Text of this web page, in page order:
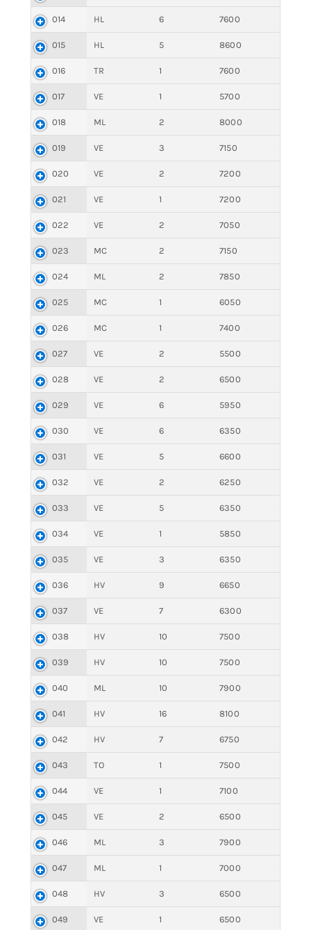
014 HL 6 7600
015 HL 5 8600
016 TR 1 7600
017 VE 1 5700
018 ML 2 8000
019 VE 3 7150
020 VE 2 7200
021 VE 1 7200
022 VE 2 7050
023 MC 2 7150
024 ML 2 7850
025 MC 1 6050
026 MC 1 7400
027 VE 2 5500
028 VE 2 6500
029 VE 6 5950
030 VE 6 6350
031 VE 5 6600
032 VE 2 6250
033 VE 5 6350
034 VE 1 5850
035 VE 3 6350
036 HV 9 6650
037 VE 7 6300
038 HV 10 7500
039 HV 10 7500
040 ML 10 7900
041 HV 16 8100
042 HV 7 6750
043 TO 1 7500
044 VE 1 7100
045 VE 2 6500
046 ML 3 7900
047 ML 1 7000
048 HV 3 6500
049 VE 1 6500